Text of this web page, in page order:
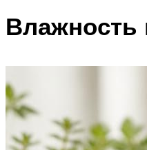
Влажность